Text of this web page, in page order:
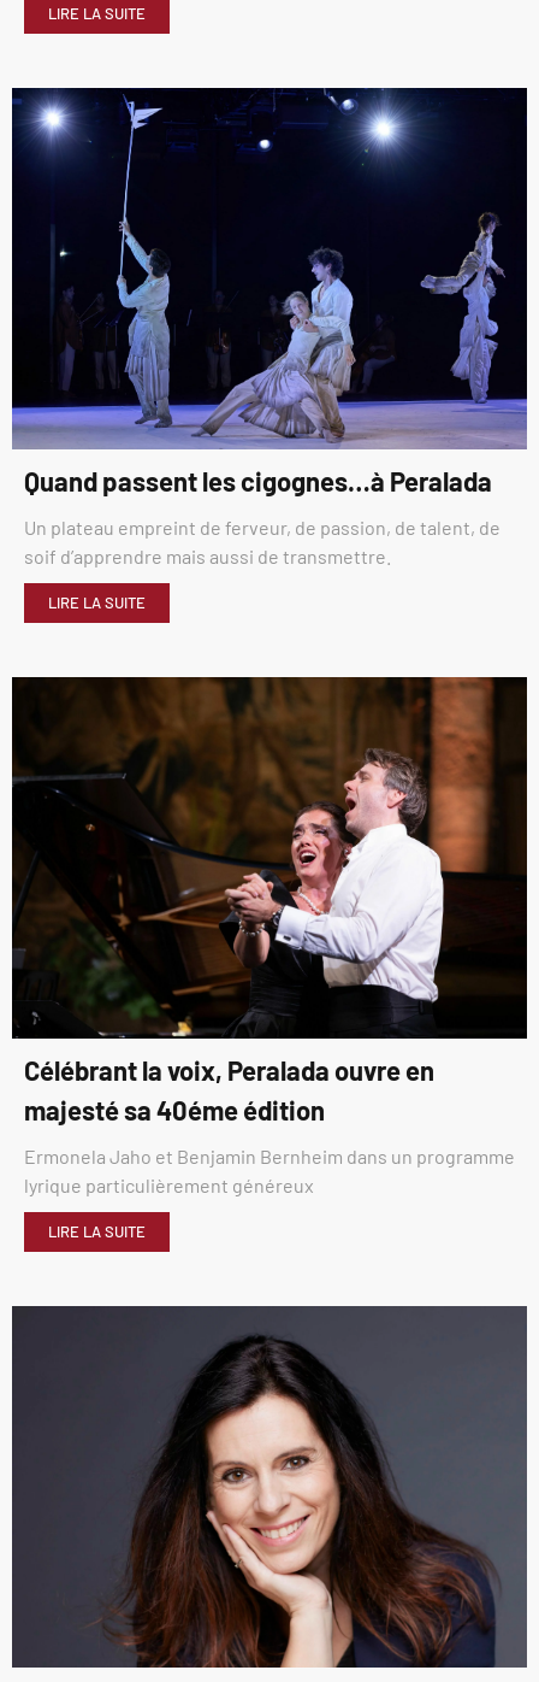
LIRE LA SUITE
Quand passent les cigognes…à Peralada
Un plateau empreint de ferveur, de passion, de talent, de
soif d’apprendre mais aussi de transmettre.
LIRE LA SUITE
Célébrant la voix, Peralada ouvre en
majesté sa 40éme édition
Ermonela Jaho et Benjamin Bernheim dans un programme
lyrique particulièrement généreux
LIRE LA SUITE